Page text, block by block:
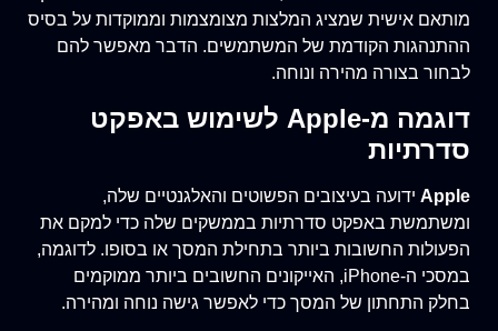
מותאם אישית שמציג המלצות מצומצמות וממוקדות על בסיס
ההתנהגות הקודמת של המשתמשים. הדבר מאפשר להם
לבחור בצורה מהירה ונוחה.
דוגמה מ-Apple לשימוש באפקט
סדרתיות
Apple ידועה בעיצובים הפשוטים והאלגנטיים שלה,
ומשתמשת באפקט סדרתיות בממשקים שלה כדי למקם את
הפעולות החשובות ביותר בתחילת המסך או בסופו. לדוגמה,
במסכי ה-iPhone, האייקונים החשובים ביותר ממוקמים
בחלק התחתון של המסך כדי לאפשר גישה נוחה ומהירה.